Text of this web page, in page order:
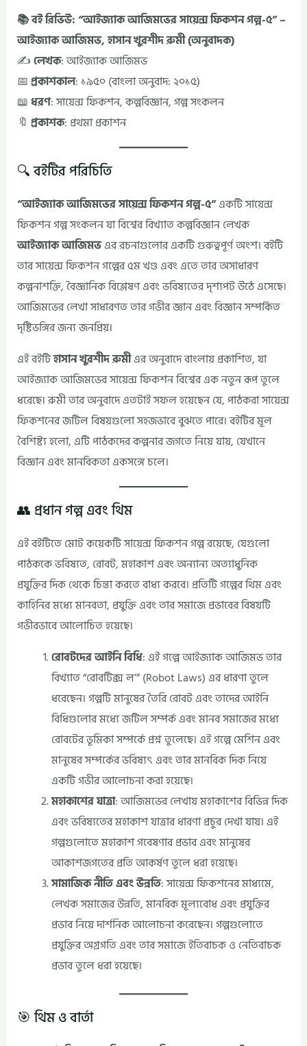
📚 বই রিভিউ: “আইজ্যাক আজিমভের সায়েন্স ফিকশন গল্প-৫” –
আইজ্যাক আজিমভ, হাসান খুরশীদ রুমী (অনুবাদক)
✍️লেখক: আইজ্যাক আজিমভ
📅প্রকাশকাল: ১৯৫০ (বাংলা অনুবাদ: ২০১৫)
📖ধরণ: সায়েন্স ফিকশন, কল্পবিজ্ঞান, গল্প সংকলন
🔖প্রকাশক: প্রথমা প্রকাশন
🔍 বইটির পরিচিতি
“আইজ্যাক আজিমভের সায়েন্স ফিকশন গল্প-৫”একটি সায়েন্স
ফিকশন গল্প সংকলন যা বিশ্বের বিখ্যাত কল্পবিজ্ঞান লেখক
আইজ্যাক আজিমভএর রচনাগুলোর একটি গুরুত্বপূর্ণ অংশ। বইটি
তার সায়েন্স ফিকশন গল্পের ৫ম খণ্ড এবং এতে তার অসাধারণ
কল্পনাশক্তি, বৈজ্ঞানিক বিশ্লেষণ এবং ভবিষ্যতের দৃশ্যপট উঠে এসেছে।
আজিমভের লেখা সাধারণত তার গভীর জ্ঞান এবং বিজ্ঞান সম্পর্কিত
দৃষ্টিভঙ্গির জন্য জনপ্রিয়।
এই বইটিহাসান খুরশীদ রুমীএর অনুবাদে বাংলায় প্রকাশিত, যা
আইজ্যাক আজিমভের সায়েন্স ফিকশন বিশ্বের এক নতুন রূপ তুলে
ধরেছে। রুমী তার অনুবাদে এতটাই সফল হয়েছেন যে, পাঠকরা সায়েন্স
ফিকশনের জটিল বিষয়গুলো সহজভাবে বুঝতে পারে। বইটির মূল
বৈশিষ্ট্য হলো, এটি পাঠকদের কল্পনার জগতে নিয়ে যায়, যেখানে
বিজ্ঞান এবং মানবিকতা একসঙ্গে চলে।
👥 প্রধান গল্প এবং থিম
এই বইটিতে মোট কয়েকটি সায়েন্স ফিকশন গল্প রয়েছে, যেগুলো
পাঠককে ভবিষ্যত, রোবট, মহাকাশ এবং অন্যান্য অত্যাধুনিক
প্রযুক্তির দিক থেকে চিন্তা করতে বাধ্য করবে। প্রতিটি গল্পের থিম এবং
কাহিনির মধ্যে মানবতা, প্রযুক্তি এবং তার সমাজে প্রভাবের বিষয়টি
গভীরভাবে আলোচিত হয়েছে।
রোবটদের আইনি বিধি: এই গল্পে আইজ্যাক আজিমভ তার
বিখ্যাত “রোবটিক্স ল’” (Robot Laws) এর ধারণা তুলে
ধরেছেন। গল্পটি মানুষের তৈরি রোবট এবং তাদের আইনি
বিধিগুলোর মধ্যে জটিল সম্পর্ক এবং মানব সমাজের মধ্যে
রোবটের ভূমিকা সম্পর্কে প্রশ্ন তুলেছে। এই গল্পে মেশিন এবং
মানুষের সম্পর্কের ভবিষ্যৎ এবং তার মানবিক দিক নিয়ে
একটি গভীর আলোচনা করা হয়েছে।
মহাকাশের যাত্রা: আজিমভের লেখায় মহাকাশের বিভিন্ন দিক
এবং ভবিষ্যতের মহাকাশ যাত্রার ধারণা প্রচুর দেখা যায়। এই
গল্পগুলোতে মহাকাশ গবেষণার প্রভাব এবং মানুষের
আকাশজগতের প্রতি আকর্ষণ তুলে ধরা হয়েছে।
সামাজিক নীতি এবং উন্নতি: সায়েন্স ফিকশনের মাধ্যমে,
লেখক সমাজের উন্নতি, মানবিক মূল্যবোধ এবং প্রযুক্তির
প্রভাব নিয়ে দার্শনিক আলোচনা করেছেন। গল্পগুলোতে
প্রযুক্তির অগ্রগতি এবং তার সমাজে ইতিবাচক ও নেতিবাচক
প্রভাব তুলে ধরা হয়েছে।
🎯 থিম ও বার্তা